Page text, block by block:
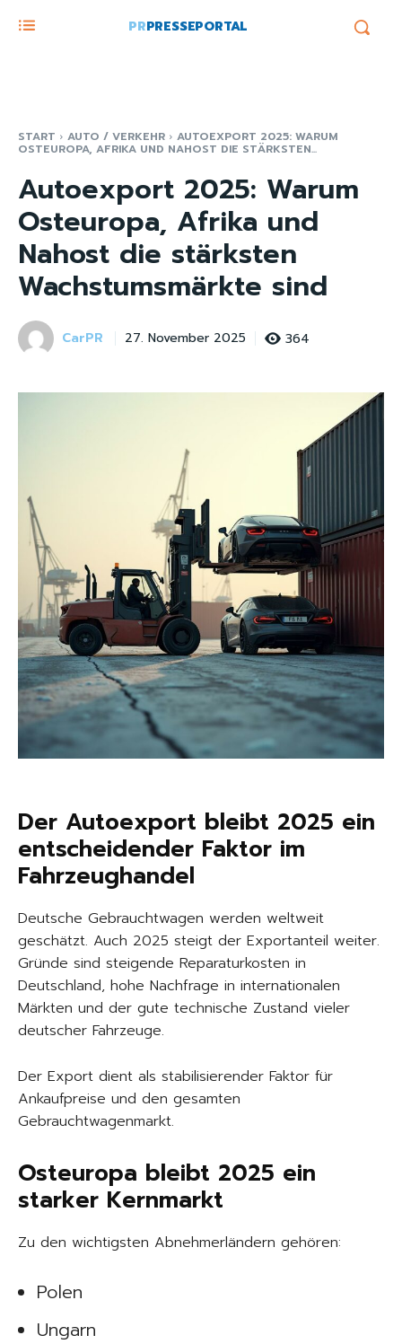
PRPRESSEPORTAL
START AUTO / VERKEHR AUTOEXPORT 2025: WARUM
OSTEUROPA, AFRIKA UND NAHOST DIE STÄRKSTEN...
Autoexport 2025: Warum
Osteuropa, Afrika und
Nahost die stärksten
Wachstumsmärkte sind
CarPR 27. November 2025 364
Der Autoexport bleibt 2025 ein
entscheidender Faktor im
Fahrzeughandel
Deutsche Gebrauchtwagen werden weltweit
geschätzt. Auch 2025 steigt der Exportanteil weiter.
Gründe sind steigende Reparaturkosten in
Deutschland, hohe Nachfrage in internationalen
Märkten und der gute technische Zustand vieler
deutscher Fahrzeuge.
Der Export dient als stabilisierender Faktor für
Ankaufpreise und den gesamten
Gebrauchtwagenmarkt.
Osteuropa bleibt 2025 ein
starker Kernmarkt
Zu den wichtigsten Abnehmerländern gehören:
Polen
Ungarn